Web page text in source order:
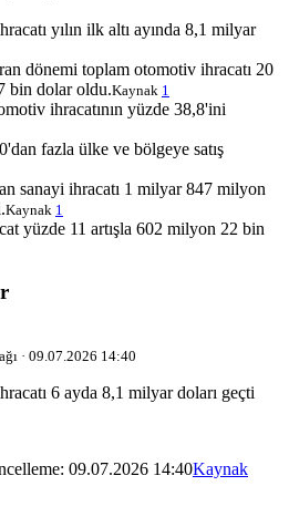
yılın ilk altı ayında 8,1 milyar
dönemi toplam otomotiv ihracatı 20
bin dolar oldu.Kaynak 1
ihracatının yüzde 38,8'ini
fazla ülke ve bölgeye satış
sanayi ihracatı 1 milyar 847 milyon
Kaynak 1
yüzde 11 artışla 602 milyon 22 bin
· 09.07.2026 14:40
6 ayda 8,1 milyar doları geçti
09.07.2026 14:40Kaynak